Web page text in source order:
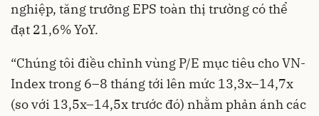
nghiệp, tăng trưởng EPS toàn thị trường có thể
đạt 21,6% YoY.
“Chúng tôi điều chỉnh vùng P/E mục tiêu cho VN-
Index trong 6–8 tháng tới lên mức 13,3x–14,7x
(so với 13,5x–14,5x trước đó) nhằm phản ánh các